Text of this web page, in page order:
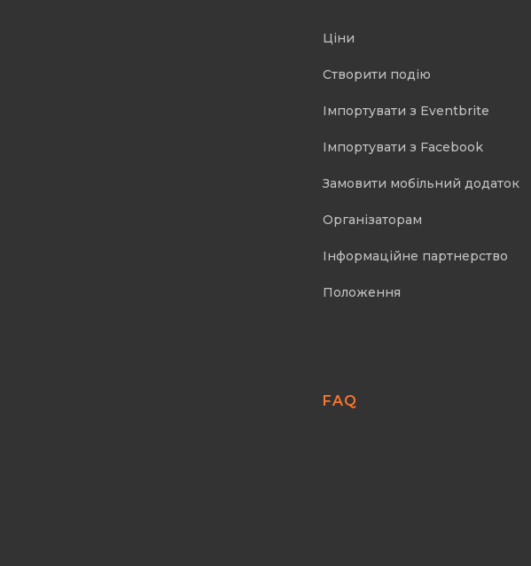
Ціни
Створити подію
Імпортувати з Eventbrite
Імпортувати з Facebook
Замовити мобільний додаток
Організаторам
Інформаційне партнерство
Положення
FAQ